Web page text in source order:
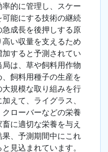
的に管理し、スケー
能にする技術の継続
成長を後押しする原
い収量を支えるため
すると予測されてい
は、草や飼料用作物
飼料用種子の生産を
規模な取り組みを行
えて、ライグラス、
ローバーなどの栄養
に適切な栄養を与え
、予測期間中にこれ
見込まれています。